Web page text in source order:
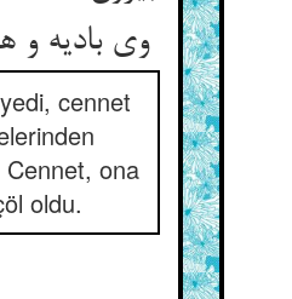
وی بادیه و هامون شده
cennet
ona
oldu.